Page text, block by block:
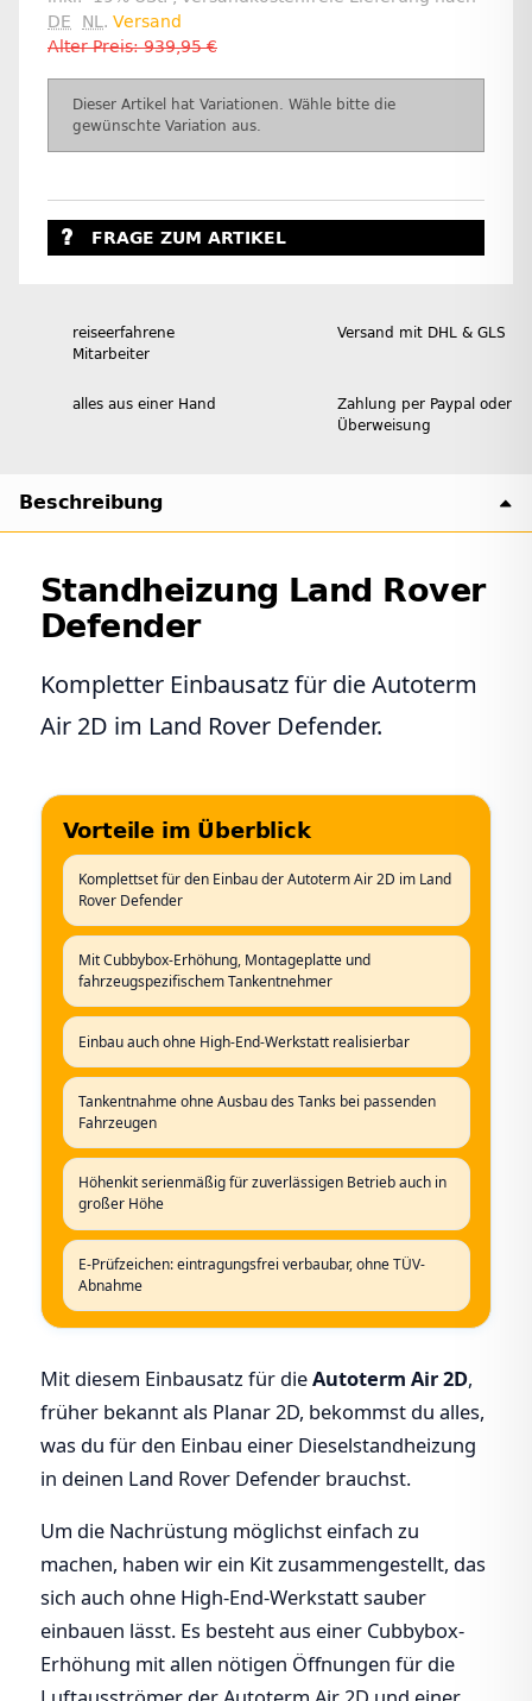
DE
NL. Versand
Alter Preis: 939,95 €
xDieser Artikel hat Variationen. Wähle bitte die
gewünschte Variation aus.
FRAGE ZUM ARTIKEL
reiseerfahrene
Mitarbeiter
Versand mit DHL & GLS
alles aus einer Hand
Zahlung per Paypal oder
Überweisung
Beschreibung
Standheizung Land Rover
Defender
Kompletter Einbausatz für die Autoterm
Air 2D im Land Rover Defender.
Vorteile im Überblick
Komplettset für den Einbau der Autoterm Air 2D im Land
Rover Defender
Mit Cubbybox-Erhöhung, Montageplatte und
fahrzeugspezifischem Tankentnehmer
Einbau auch ohne High-End-Werkstatt realisierbar
Tankentnahme ohne Ausbau des Tanks bei passenden
Fahrzeugen
Höhenkit serienmäßig für zuverlässigen Betrieb auch in
großer Höhe
E-Prüfzeichen: eintragungsfrei verbaubar, ohne TÜV-
Abnahme
Mit diesem Einbausatz für dieAutoterm Air 2D,
früher bekannt als Planar 2D, bekommst du alles,
was du für den Einbau einer Dieselstandheizung
in deinen Land Rover Defender brauchst.
Um die Nachrüstung möglichst einfach zu
machen, haben wir ein Kit zusammengestellt, das
sich auch ohne High-End-Werkstatt sauber
einbauen lässt. Es besteht aus einer Cubbybox-
Erhöhung mit allen nötigen Öffnungen für die